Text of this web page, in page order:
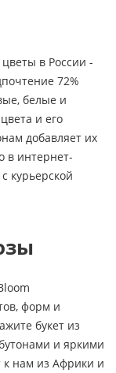
в России -
72%
белые и
и его
добавляет их
в интернет-
курьерской
форм и
букет из
и яркими
нам из Африки и